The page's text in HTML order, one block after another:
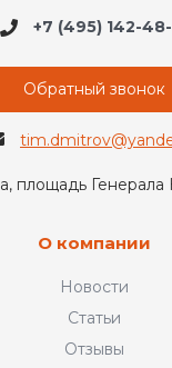
+7 (495) 142-
Обратный звонок
площадь Генерала
О компании
Новости
Статьи
Отзывы